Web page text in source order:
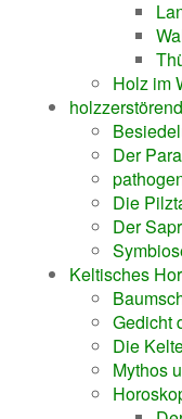
Holz im
Der
Die
Der
Keltisches
Gedicht
Die
Mythos